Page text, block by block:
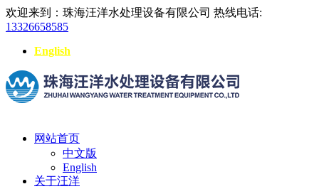
欢迎来到：珠海汪洋水处理设备有限公司 热线电话:
13326658585
English
网站首页
中文版
English
关于汪洋